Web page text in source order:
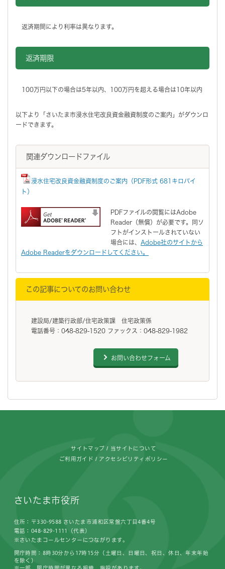
返済期間により利率は異なります。
返済期限
100万円以下の場合は5年以内、100万円を超える場合は10年以内
以下より「さいたま市浸水住宅改良資金融資制度のご案内」がダウンロ
ードできます。
関連ダウンロードファイル
浸水住宅改良資金融資制度のご案内（PDF形式 681キロバイ
ト）
PDFファイルの閲覧にはAdobe
Reader（無償）が必要です。同ソ
フトがインストールされていない
場合には、 Adobe社のサイトから
Adobe Readerをダウンロードしてください。
この記事についてのお問い合わせ
建設局/建築行政部/住宅政策課 住宅政策係
電話番号：048-829-1520 ファックス：048-829-1982
お問い合わせフォーム
サイトマップ 当サイトについて
ご利用ガイド アクセシビリティポリシー
さいたま市役所
住所：〒330-9588 さいたま市浦和区常盤六丁目4番4号
電話：048-829-1111（代表）
※さいたまコールセンターにつながります。
開庁時間：8時30分から17時15分（土曜日、日曜日、祝日、休日、年末年始
を除く）
※一部、開庁時間が異なる組織、施設があります。